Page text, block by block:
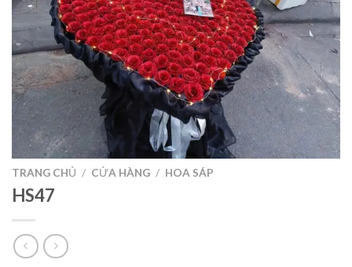
TRANG CHỦ / CỬA HÀNG / HOA SÁP
HS47